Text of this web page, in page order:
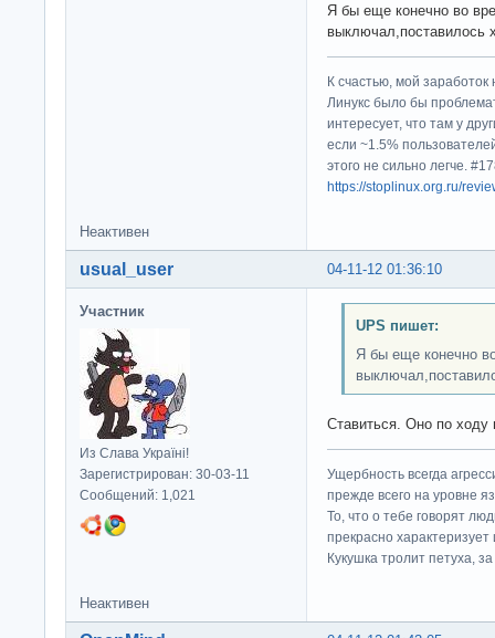
Я бы еще конечно во
выключал,поставилось
К счастью, мой
Линукс было бы
интересует, что там у
если ~1.5%
этого не сильно легче.
https://stoplinux.org.ru/
Неактивен
04-11-12 01:36:10
usual_user
Участник
Из Слава Україні!
Зарегистрирован: 30-03-11
Сообщений: 1,021
UPS пишет:
Я бы еще конечно
Ставиться. Оно по ходу
Ущербность всегда
прежде всего на уровне
То, что о тебе говорят
прекрасно характеризует
Кукушка тролит петуха,
Неактивен